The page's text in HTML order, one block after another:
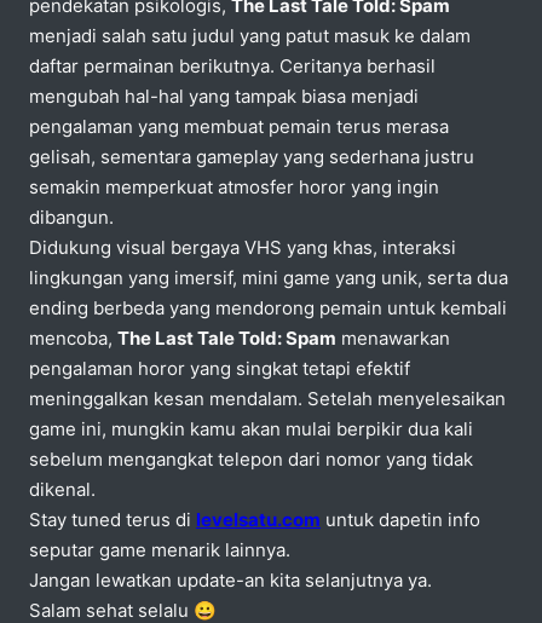
pendekatan psikologis, The Last Tale Told: Spam
menjadi salah satu judul yang patut masuk ke dalam
daftar permainan berikutnya. Ceritanya berhasil
mengubah hal-hal yang tampak biasa menjadi
pengalaman yang membuat pemain terus merasa
gelisah, sementara gameplay yang sederhana justru
semakin memperkuat atmosfer horor yang ingin
dibangun.
Didukung visual bergaya VHS yang khas, interaksi
lingkungan yang imersif, mini game yang unik, serta dua
ending berbeda yang mendorong pemain untuk kembali
mencoba, The Last Tale Told: Spam menawarkan
pengalaman horor yang singkat tetapi efektif
meninggalkan kesan mendalam. Setelah menyelesaikan
game ini, mungkin kamu akan mulai berpikir dua kali
sebelum mengangkat telepon dari nomor yang tidak
dikenal.
Stay tuned terus di levelsatu.com untuk dapetin info
seputar game menarik lainnya.
Jangan lewatkan update-an kita selanjutnya ya.
Salam sehat selalu 😀